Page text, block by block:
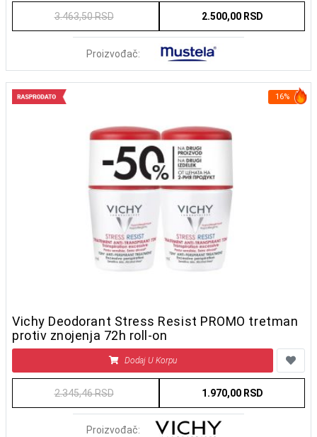
3.463,50 RSD 2.500,00 RSD
Proizvođač:
16%
Vichy Deodorant Stress Resist PROMO tretman
protiv znojenja 72h roll-on
Dodaj U Korpu
2.345,46 RSD 1.970,00 RSD
Proizvođač: